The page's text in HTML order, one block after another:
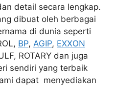
detail secara lengkap.
dibuat oleh berbagai
di dunia seperti
BP, AGIP, EXXON
ROTARY dan juga
sendiri yang terbaik
dapat menyediakan